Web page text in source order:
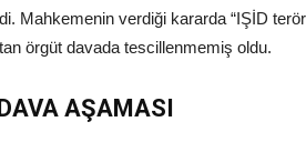
Mahkemenin verdiği kararda “IŞİD
örgüt davada tescillenmemiş oldu.
AŞAMASI